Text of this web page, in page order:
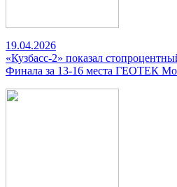
19.04.2026
«Кузбасс-2» показал
Финала за 13-16 места ГЕОТЕК